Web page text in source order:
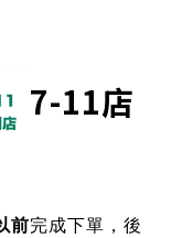
7-11店
前完成下單，後